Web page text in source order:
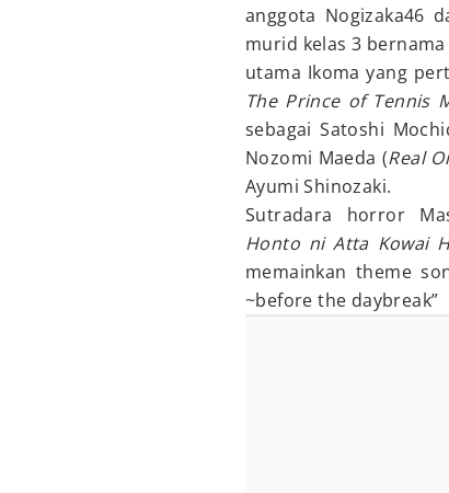
anggota Nogizaka46
murid kelas 3
utama Ikoma yang
The Prince of Tennis
sebagai Satoshi
Nozomi Maeda (Real
Ayumi Shinozaki.
Sutradara horror
Honto ni Atta Kowai
memainkan theme
~before the daybreak”